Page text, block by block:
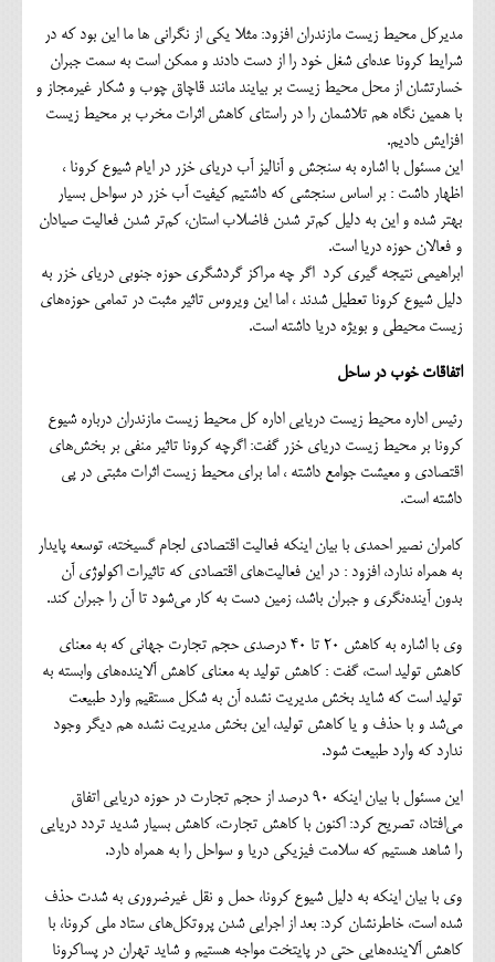
مدیرکل محیط زیست مازندران افزود: مثلا یکی از نگرانی ها ما این بود که در
شرایط کرونا عده‌ای شغل خود را از دست دادند و ممکن است به سمت جبران
خسارتشان از محل محیط زیست بر بیایند مانند قاچاق چوب و شکار غیرمجاز و
با همین نگاه هم تلاشمان را در راستای کاهش اثرات مخرب بر محیط زیست
افزایش دادیم.
این مسئول با اشاره به سنجش و آنالیز آب دریای خزر در ایام شیوع کرونا ،
اظهار داشت : بر اساس سنجشی که داشتیم کیفیت آب خزر در سواحل بسیار
بهتر شده و این به دلیل کم‌تر شدن فاضلاب استان، کم‌تر شدن فعالیت صیادان
و فعالان حوزه دریا است.
ابراهیمی نتیجه گیری کرد اگر چه مراکز گردشگری حوزه جنوبی دریای خزر به
دلیل شیوع کرونا تعطیل شدند ، اما این ویروس تاثیر مثبت در تمامی حوزه‌های
زیست محیطی و بویژه دریا داشته است.
اتفاقات خوب در ساحل
رئیس اداره محیط زیست دریایی اداره کل محیط زیست مازندران درباره شیوع
کرونا بر محیط زیست دریای خزر گفت: اگرچه کرونا تاثیر منفی بر بخش‌های
اقتصادی و معیشت جوامع داشته ، اما برای محیط زیست اثرات مثبتی در پی
داشته است.
کامران نصیر احمدی با بیان اینکه فعالیت اقتصادی لجام گسیخته، توسعه پایدار
به همراه ندارد، افزود : در این فعالیت‌های اقتصادی که تاثیرات اکولوژی آن
بدون آینده‌نگری و جبران باشد، زمین دست به کار می‌شود تا آن را جبران کند.
وی با اشاره به کاهش ۲۰ تا ۴۰ درصدی حجم تجارت جهانی که به معنای
کاهش تولید است، گفت : کاهش تولید به معنای کاهش آلاینده‌های وابسته به
تولید است که شاید بخش مدیریت نشده آن به شکل مستقیم وارد طبیعت
می‌شد و با حذف و یا کاهش تولید، این بخش مدیریت نشده هم دیگر وجود
ندارد که وارد طبیعت شود.
این مسئول با بیان اینکه ۹۰ درصد از حجم تجارت در حوزه دریایی اتفاق
می‌افتاد، تصریح کرد: اکنون با کاهش تجارت، کاهش بسیار شدید تردد دریایی
را شاهد هستیم که سلامت فیزیکی دریا و سواحل را به همراه دارد.
وی با بیان اینکه به دلیل شیوع کرونا، حمل و نقل غیرضروری به شدت حذف
شده است، خاطرنشان کرد: بعد از اجرایی شدن پروتکل‌های ستاد ملی کرونا، با
کاهش آلاینده‌هایی حتی در پایتخت مواجه هستیم و شاید تهران در پساکرونا